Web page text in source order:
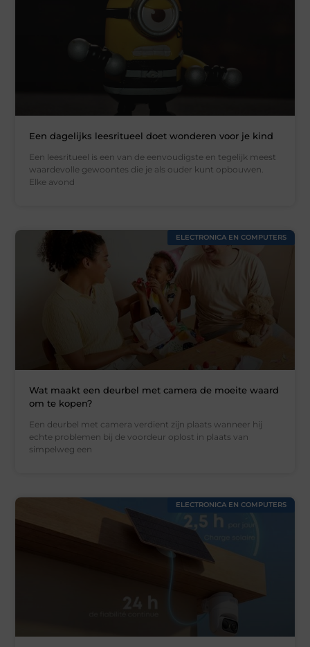
Een dagelijks leesritueel doet wonderen voor je kind
Een leesritueel is een van de eenvoudigste en tegelijk meest
waardevolle gewoontes die je als ouder kunt opbouwen.
Elke avond
ELECTRONICA EN COMPUTERS
Wat maakt een deurbel met camera de moeite waard
om te kopen?
Een deurbel met camera verdient zijn plaats wanneer hij
echte problemen bij de voordeur oplost in plaats van
simpelweg een
ELECTRONICA EN COMPUTERS